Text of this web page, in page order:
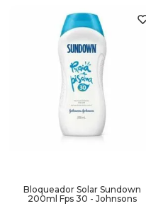
Bloqueador Solar Sundown
200ml Fps 30 - Johnsons